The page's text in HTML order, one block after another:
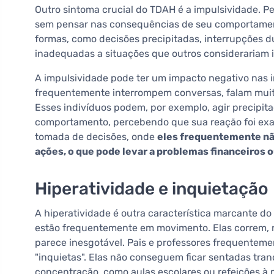
Outro sintoma crucial do TDAH é a impulsividade.
sem pensar nas consequências de seu
formas, como decisões precipitadas, interrupções
inadequadas a situações que outros considerariam
A impulsividade pode ter um impacto negativo nas
frequentemente interrompem conversas, falam
Esses indivíduos podem, por exemplo, agir
comportamento, percebendo que sua reação foi
tomada de decisões, onde eles frequentemente
ações, o que pode levar a problemas financeiros
Hiperatividade e inquietação
A hiperatividade é outra característica marcante do
estão frequentemente em movimento. Elas
parece inesgotável. Pais e professores
"inquietas". Elas não conseguem ficar sentadas